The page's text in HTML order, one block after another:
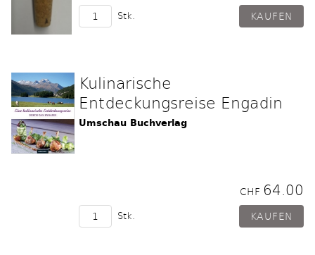
Stk.
Kulinarische
Entdeckungsreise Engadin
Umschau Buchverlag
CHF 64.00
Stk.